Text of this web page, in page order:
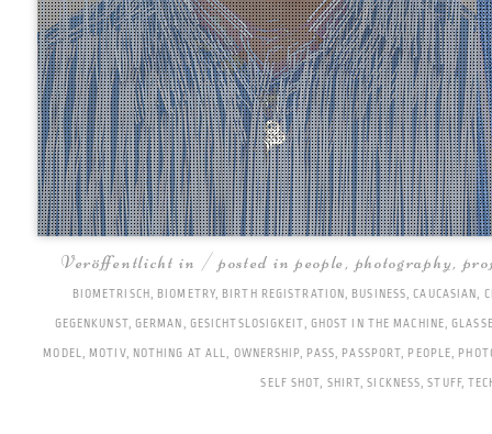
Veröffentlicht in / posted in people, photography,
BIOMETRISCH, BIOMETRY, BIRTH REGISTRATION, BUSINESS,CAUCASIAN,
GEGENKUNST, GERMAN , GESICHTSLOSIGKEIT, GHOST IN THE MACHINE,
MODEL, MOTIV, NOTHING AT ALL, OWNERSHIP, PASS, PASSPORT, PEOPLE,
SELF SHOT, SHIRT,SICKNESS,STUFF,